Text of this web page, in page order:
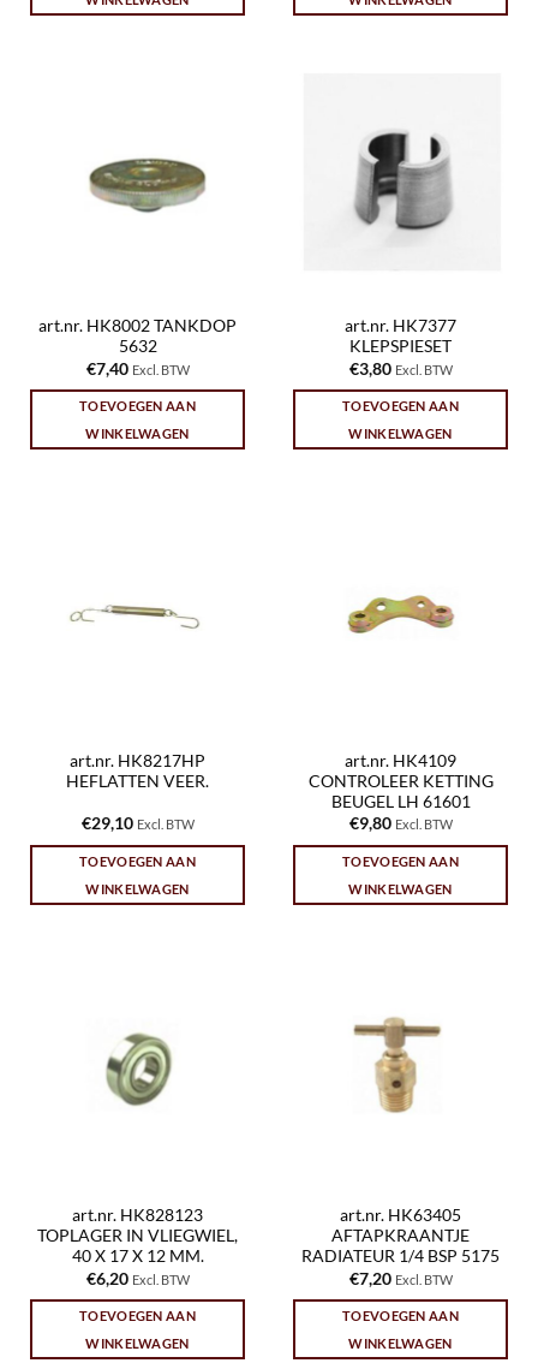
art.nr. HK8002 TANKDOP
5632
€7,40 Excl. BTW
TOEVOEGEN AAN
WINKELWAGEN
art.nr. HK7377
KLEPSPIESET
€3,80 Excl. BTW
TOEVOEGEN AAN
WINKELWAGEN
art.nr. HK8217HP
HEFLATTEN VEER.
€29,10 Excl. BTW
TOEVOEGEN AAN
WINKELWAGEN
art.nr. HK4109
CONTROLEER KETTING
BEUGEL LH 61601
€9,80 Excl. BTW
TOEVOEGEN AAN
WINKELWAGEN
art.nr. HK828123
TOPLAGER IN VLIEGWIEL,
40 X 17 X 12 MM.
€6,20 Excl. BTW
TOEVOEGEN AAN
WINKELWAGEN
art.nr. HK63405
AFTAPKRAANTJE
RADIATEUR 1/4 BSP 5175
€7,20 Excl. BTW
TOEVOEGEN AAN
WINKELWAGEN